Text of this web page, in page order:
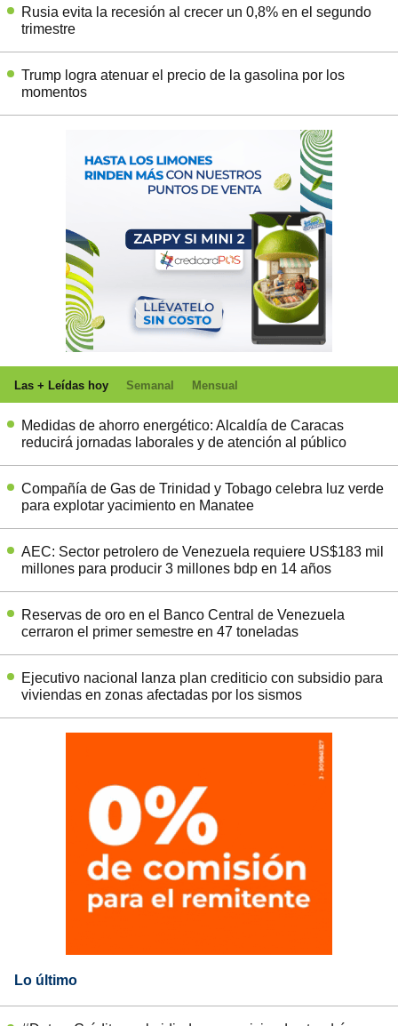
Rusia evita la recesión al crecer un 0,8% en el segundo
trimestre
Trump logra atenuar el precio de la gasolina por los
momentos
Las + Leídas hoy Semanal Mensual
Medidas de ahorro energético: Alcaldía de Caracas
reducirá jornadas laborales y de atención al público
Compañía de Gas de Trinidad y Tobago celebra luz verde
para explotar yacimiento en Manatee
AEC: Sector petrolero de Venezuela requiere US$183 mil
millones para producir 3 millones bdp en 14 años
Reservas de oro en el Banco Central de Venezuela
cerraron el primer semestre en 47 toneladas
Ejecutivo nacional lanza plan crediticio con subsidio para
viviendas en zonas afectadas por los sismos
Lo último